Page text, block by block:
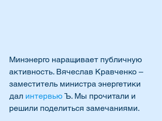
Минэнерго наращивает публичную
активность. Вячеслав Кравченко –
заместитель министра энергетики
дал интервью Ъ. Мы прочитали и
решили поделиться замечаниями.